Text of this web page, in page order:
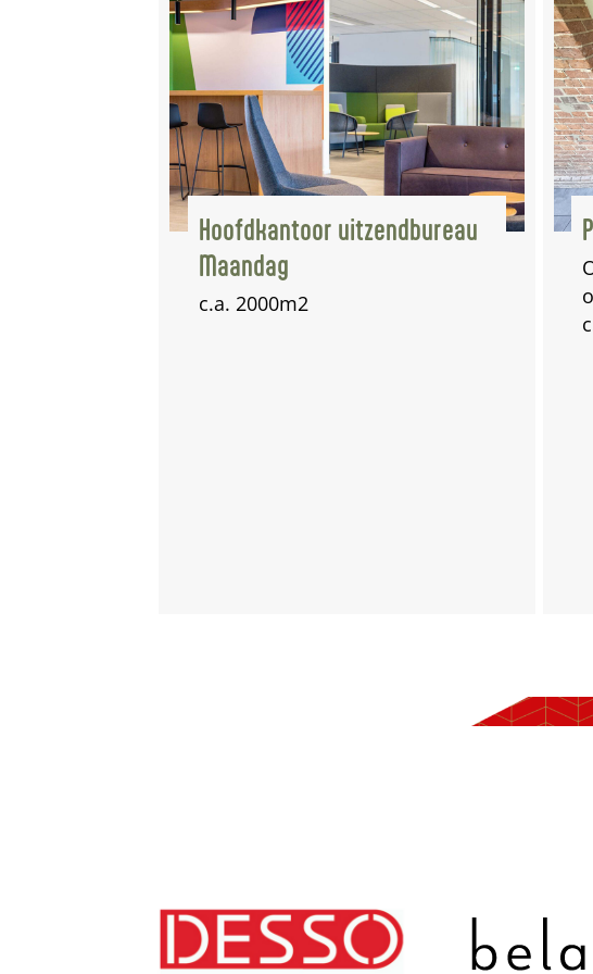
PVC vloeren Safelines b.v.
Oud stationsgebouw Rosmalen
opnieuw gestoffeerd met pvc.